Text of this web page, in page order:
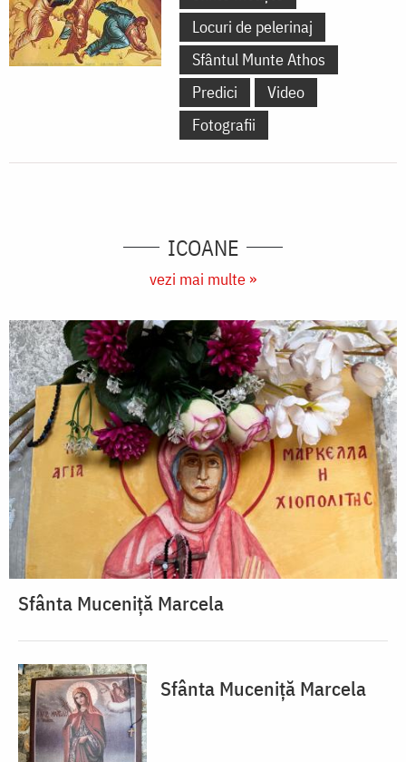
Locuri de pelerinaj
Sfântul Munte Athos
Predici
Video
Fotografii
ICOANE
vezi mai multe »
Sfânta Muceniță Marcela
Sfânta Muceniță Marcela